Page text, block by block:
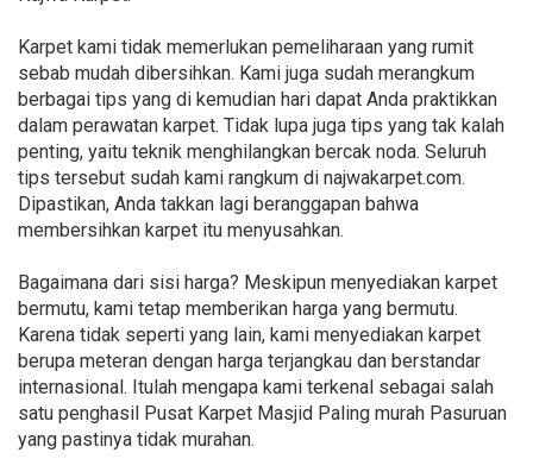
Karpet kami tidak memerlukan pemeliharaan yang rumit
sebab mudah dibersihkan. Kami juga sudah merangkum
berbagai tips yang di kemudian hari dapat Anda praktikkan
dalam perawatan karpet. Tidak lupa juga tips yang tak kalah
penting, yaitu teknik menghilangkan bercak noda. Seluruh
tips tersebut sudah kami rangkum di najwakarpet.com.
Dipastikan, Anda takkan lagi beranggapan bahwa
membersihkan karpet itu menyusahkan.
Bagaimana dari sisi harga? Meskipun menyediakan karpet
bermutu, kami tetap memberikan harga yang bermutu.
Karena tidak seperti yang lain, kami menyediakan karpet
berupa meteran dengan harga terjangkau dan berstandar
internasional. Itulah mengapa kami terkenal sebagai salah
satu penghasil Pusat Karpet Masjid Paling murah Pasuruan
yang pastinya tidak murahan.